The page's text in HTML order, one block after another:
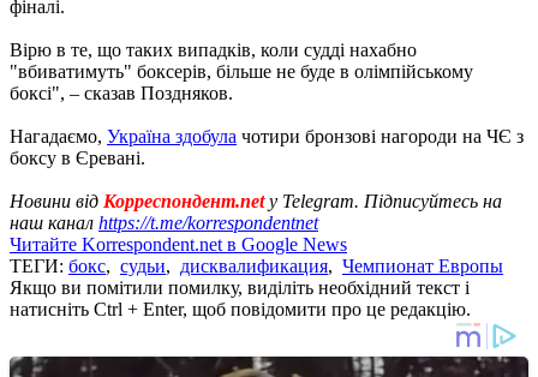
фіналі.
Вірю в те, що таких випадків, коли судді нахабно
"вбиватимуть" боксерів, більше не буде в олімпійському
боксі", – сказав Поздняков.
Нагадаємо, Україна здобула чотири бронзові нагороди на ЧЄ з
боксу в Єревані.
Новини від Корреспондент.netу Telegram. Підписуйтесь на
наш канал https://t.me/korrespondentnet
Читайте Korrespondent.net в Google News
ТЕГИ: бокс, судьи, дисквалификация, Чемпионат Европы
Якщо ви помітили помилку, виділіть необхідний текст і
натисніть Ctrl + Enter, щоб повідомити про це редакцію.